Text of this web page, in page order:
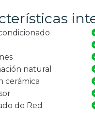
natural
cerámica
de Red